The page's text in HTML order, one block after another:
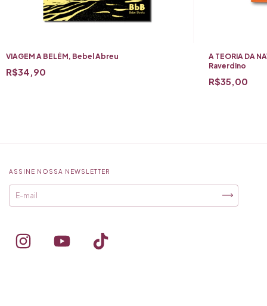
VIAGEM A BELÉM, Bebel Abreu
R$34,90
A TEORIA DA
Raverdino
R$35,00
ASSINE NOSSA NEWSLETTER